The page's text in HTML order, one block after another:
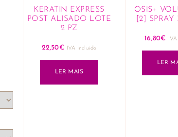
KERATIN EXPRESS
POST ALISADO LOTE
2 PZ
22,50€ IVA incluido
LER MAIS
OSIS+
[2]
16,80€
LER